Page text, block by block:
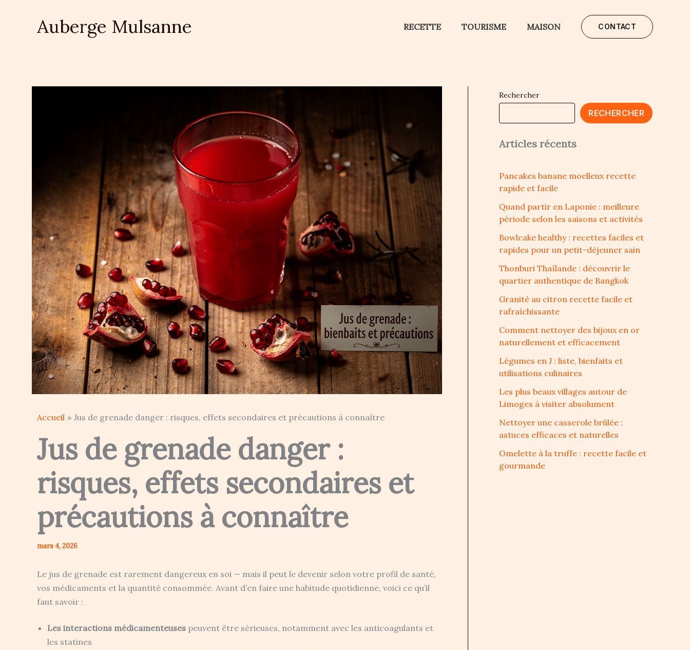
Auberge Mulsanne RECETTE TOURISME MAISON CONTACT
Accueil Jus de grenade danger : risques, effets secondaires et précautions à connaître
Jus de grenade danger :
risques, effets secondaires et
précautions à connaître
mars 4, 2026
Le jus de grenade est rarement dangereux en soi — mais il peut le devenir selon votre profil de santé,
vos médicaments et la quantité consommée. Avant d’en faire une habitude quotidienne, voici ce qu’il
faut savoir :
Les interactions médicamenteuses peuvent être sérieuses, notamment avec les anticoagulants et
les statines
Rechercher
RECHERCHER
Articles récents
Pancakes banane moelleux recette
rapide et facile
Quand partir en Laponie : meilleure
période selon les saisons et activités
Bowlcake healthy : recettes faciles et
rapides pour un petit-déjeuner sain
Thonburi Thaïlande : découvrir le
quartier authentique de Bangkok
Granité au citron recette facile et
rafraîchissante
Comment nettoyer des bijoux en or
naturellement et efficacement
Légumes en J : liste, bienfaits et
utilisations culinaires
Les plus beaux villages autour de
Limoges à visiter absolument
Nettoyer une casserole brûlée :
astuces efficaces et naturelles
Omelette à la truffe : recette facile et
gourmande